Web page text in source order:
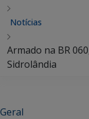
Notícias
Armado na BR
Sidrolândia
Geral